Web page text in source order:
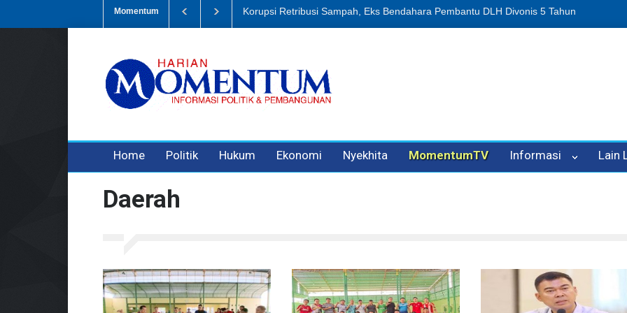
Momentum Dugaan Penipuan Oleh Oknum Kadis, Kuasa Hukum Pelapor Desak Polisi Tetapkan P-
Home Politik Hukum Ekonomi Nyekhita MomentumTV Informasi Lain
Daerah